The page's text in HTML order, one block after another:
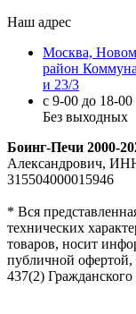
Наш адрес
Москва,
район
и 23/3
с 9-00 до 18-00
Без выходных
Боинг-Печи 2000-
Александрович,
315504000015946
* Вся
технических
товаров, носит
публичной
437(2)